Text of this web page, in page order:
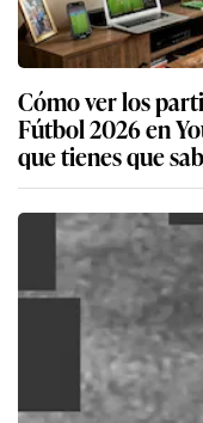
Cómo ver los
Fútbol 2026 en
que tienes que